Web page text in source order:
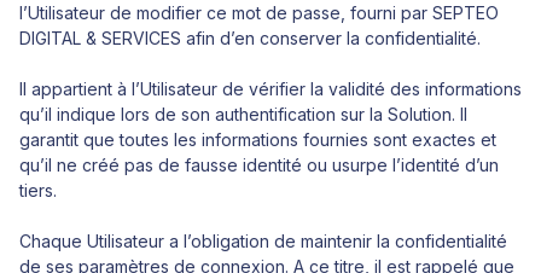
l’Utilisateur de modifier ce mot de passe, fourni par SEPTEO
DIGITAL & SERVICES afin d’en conserver la confidentialité.
Il appartient à l’Utilisateur de vérifier la validité des informations
qu’il indique lors de son authentification sur la Solution. Il
garantit que toutes les informations fournies sont exactes et
qu’il ne créé pas de fausse identité ou usurpe l’identité d’un
tiers.
Chaque Utilisateur a l’obligation de maintenir la confidentialité
de ses paramètres de connexion. A ce titre, il est rappelé que